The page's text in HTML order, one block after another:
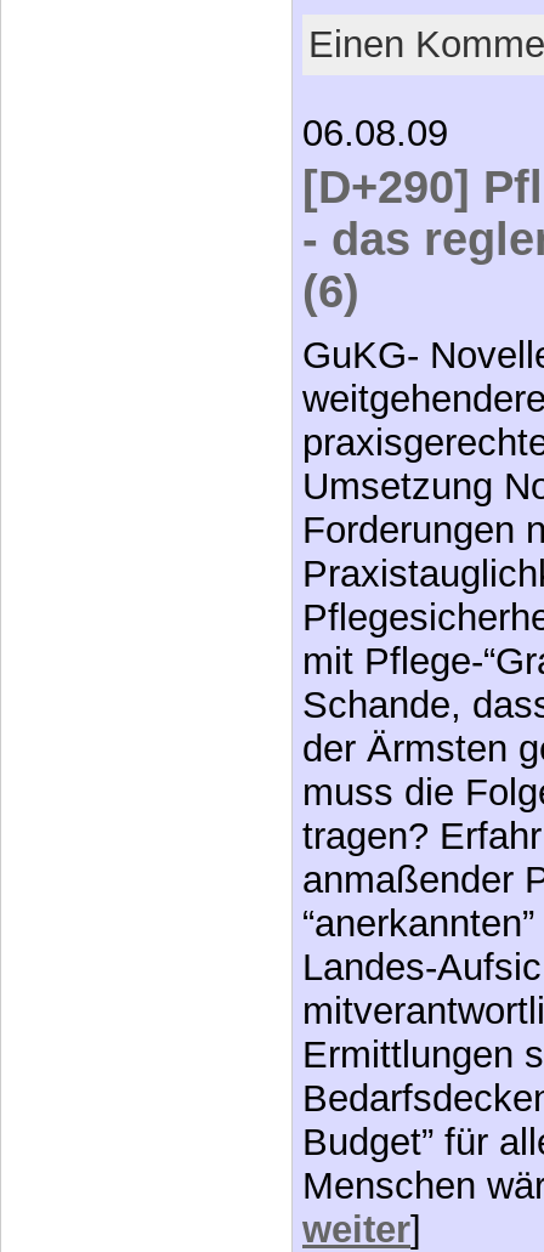
Einen
06.08.09
[D+290]
- das
(6)
GuKG-
Umsetzung
Forderungen
mit Pflege-
Schande,
der Ärmsten
muss die
tragen?
anmaßender
Landes-
Ermittlungen
Budget” für
Menschen
weiter]